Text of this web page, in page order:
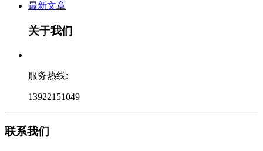
最新文章
关于我们
服务热线:
13922151049
联系我们